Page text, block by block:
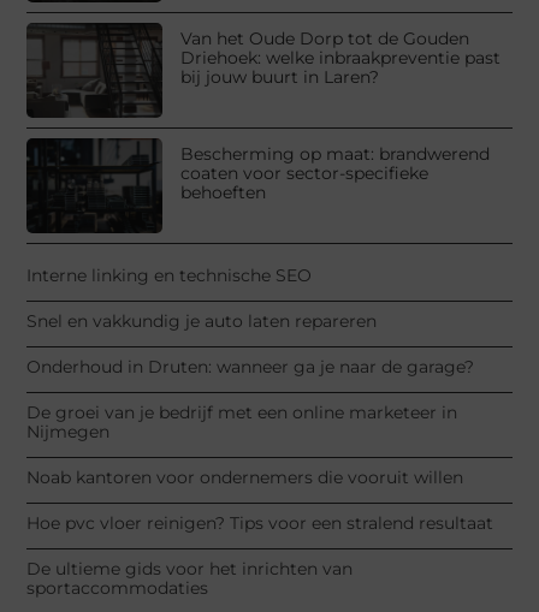
Van het Oude Dorp tot de Gouden
Driehoek: welke inbraakpreventie past
bij jouw buurt in Laren?
Bescherming op maat: brandwerend
coaten voor sector-specifieke
behoeften
Interne linking en technische SEO
Snel en vakkundig je auto laten repareren
Onderhoud in Druten: wanneer ga je naar de garage?
De groei van je bedrijf met een online marketeer in
Nijmegen
Noab kantoren voor ondernemers die vooruit willen
Hoe pvc vloer reinigen? Tips voor een stralend resultaat
De ultieme gids voor het inrichten van
sportaccommodaties